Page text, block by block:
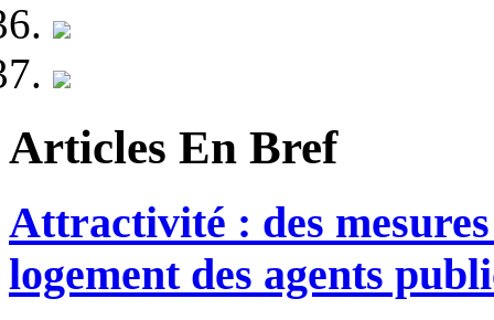
Articles En Bref
Attractivité : des
logement des agents